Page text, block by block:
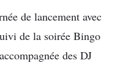
de lancement avec
de la soirée Bingo
des DJ